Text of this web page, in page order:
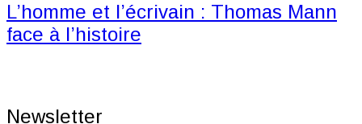
L’homme et l’écrivain : Thomas Mann
face à l’histoire
Newsletter